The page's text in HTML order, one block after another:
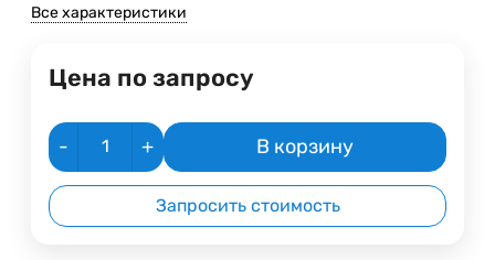
Все характеристики
Цена по запросу
- + В корзину
Запросить стоимость